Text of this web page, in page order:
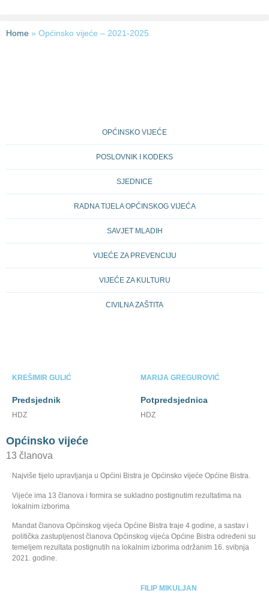
Home » Općinsko vijeće – 2021-2025
OPĆINSKO VIJEĆE
POSLOVNIK I KODEKS
SJEDNICE
RADNA TIJELA OPĆINSKOG VIJEĆA
SAVJET MLADIH
VIJEĆE ZA PREVENCIJU
VIJEĆE ZA KULTURU
CIVILNA ZAŠTITA
KREŠIMIR GULIĆ
Predsjednik
HDZ
MARIJA GREGUROVIĆ
Potpredsjednica
HDZ
Općinsko vijeće
13 članova
Najviše tijelo upravljanja u Općini Bistra je Općinsko vijeće Općine Bistra.
Vijeće ima 13 članova i formira se sukladno postignutim rezultatima na
lokalnim izborima
Mandat članova Općinskog vijeća Općine Bistra traje 4 godine, a sastav i
politička zastupljenost članova Općinskog vijeća Općine Bistra određeni su
temeljem rezultata postignutih na lokalnim izborima održanim 16. svibnja
2021. godine.
FILIP MIKULJAN